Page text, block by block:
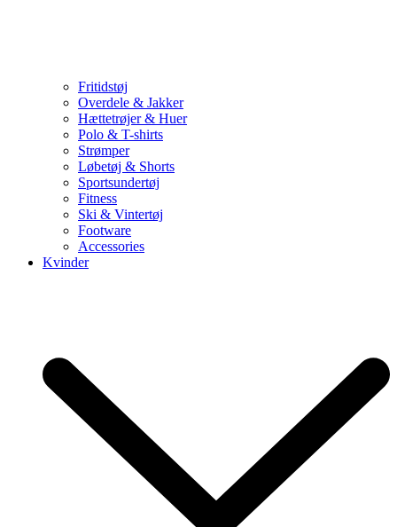
Fritidstøj
Overdele & Jakker
Hættetrøjer & Huer
Polo & T-shirts
Strømper
Løbetøj & Shorts
Sportsundertøj
Fitness
Ski & Vintertøj
Footware
Accessories
Kvinder